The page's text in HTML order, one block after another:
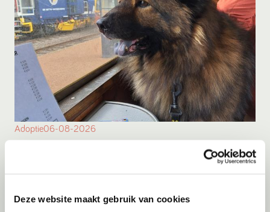
Deze website maakt gebruik van cookies
Adoptie06-08-2026